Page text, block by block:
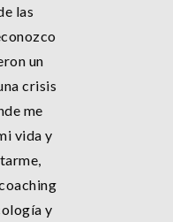
las
un
crisis
me
vida y
y